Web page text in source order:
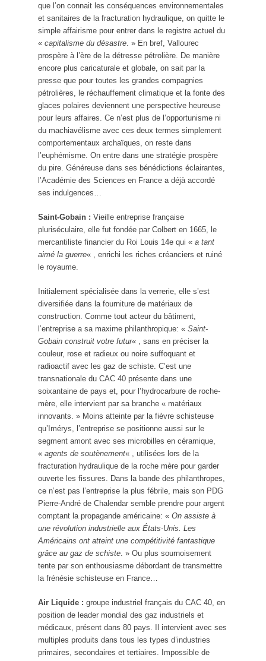
que l’on connait les conséquences environnementales
et sanitaires de la fracturation hydraulique, on quitte le
simple affairisme pour entrer dans le registre actuel du
« capitalisme du désastre . » En bref, Vallourec
prospère à l’ère de la détresse pétrolière. De manière
encore plus caricaturale et globale, on sait par la
presse que pour toutes les grandes compagnies
pétrolières, le réchauffement climatique et la fonte des
glaces polaires deviennent une perspective heureuse
pour leurs affaires. Ce n’est plus de l’opportunisme ni
du machiavélisme avec ces deux termes simplement
comportementaux archaïques, on reste dans
l’euphémisme. On entre dans une stratégie prospère
du pire. Généreuse dans ses bénédictions éclairantes,
l’Académie des Sciences en France a déjà accordé
ses indulgences…
Saint-Gobain : Vieille entreprise française
pluriséculaire, elle fut fondée par Colbert en 1665, le
mercantiliste financier du Roi Louis 14e qui « a tant
aimé la guerre« , enrichi les riches créanciers et ruiné
le royaume.
Initialement spécialisée dans la verrerie, elle s’est
diversifiée dans la fourniture de matériaux de
construction. Comme tout acteur du bâtiment,
l’entreprise a sa maxime philanthropique: « Saint-
Gobain construit votre futur« , sans en préciser la
couleur, rose et radieux ou noire suffoquant et
radioactif avec les gaz de schiste. C’est une
transnationale du CAC 40 présente dans une
soixantaine de pays et, pour l’hydrocarbure de roche-
mère, elle intervient par sa branche « matériaux
innovants. » Moins atteinte par la fièvre schisteuse
qu’Imérys, l’entreprise se positionne aussi sur le
segment amont avec ses microbilles en céramique,
« agents de soutènement« , utilisées lors de la
fracturation hydraulique de la roche mère pour garder
ouverte les fissures. Dans la bande des philanthropes,
ce n’est pas l’entreprise la plus fébrile, mais son PDG
Pierre-André de Chalendar semble prendre pour argent
comptant la propagande américaine: « On assiste à
une révolution industrielle aux États-Unis. Les
Américains ont atteint une compétitivité fantastique
grâce au gaz de schiste . » Ou plus sournoisement
tente par son enthousiasme débordant de transmettre
la frénésie schisteuse en France…
Air Liquide : groupe industriel français du CAC 40, en
position de leader mondial des gaz industriels et
médicaux, présent dans 80 pays. Il intervient avec ses
multiples produits dans tous les types d’industries
primaires, secondaires et tertiaires. Impossible de